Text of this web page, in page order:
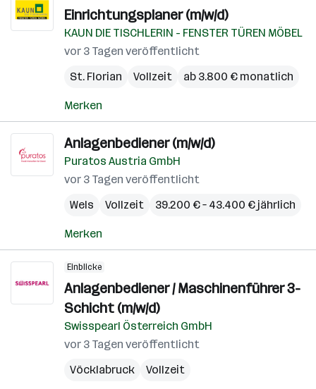
Einrichtungsplaner (m/w/d)
KAUN DIE TISCHLERIN - FENSTER TÜREN MÖBEL
vor 3 Tagen veröffentlicht
St. Florian
Vollzeit ab 3.800 € monatlich
Merken
Anlagenbediener (m/w/d)
Puratos Austria GmbH
vor 3 Tagen veröffentlicht
Wels
Vollzeit 39.200 € – 43.400 € jährlich
Merken
Einblicke
Anlagenbediener / Maschinenführer 3-
Schicht (m/w/d)
Swisspearl Österreich GmbH
vor 3 Tagen veröffentlicht
Vöcklabruck
Vollzeit